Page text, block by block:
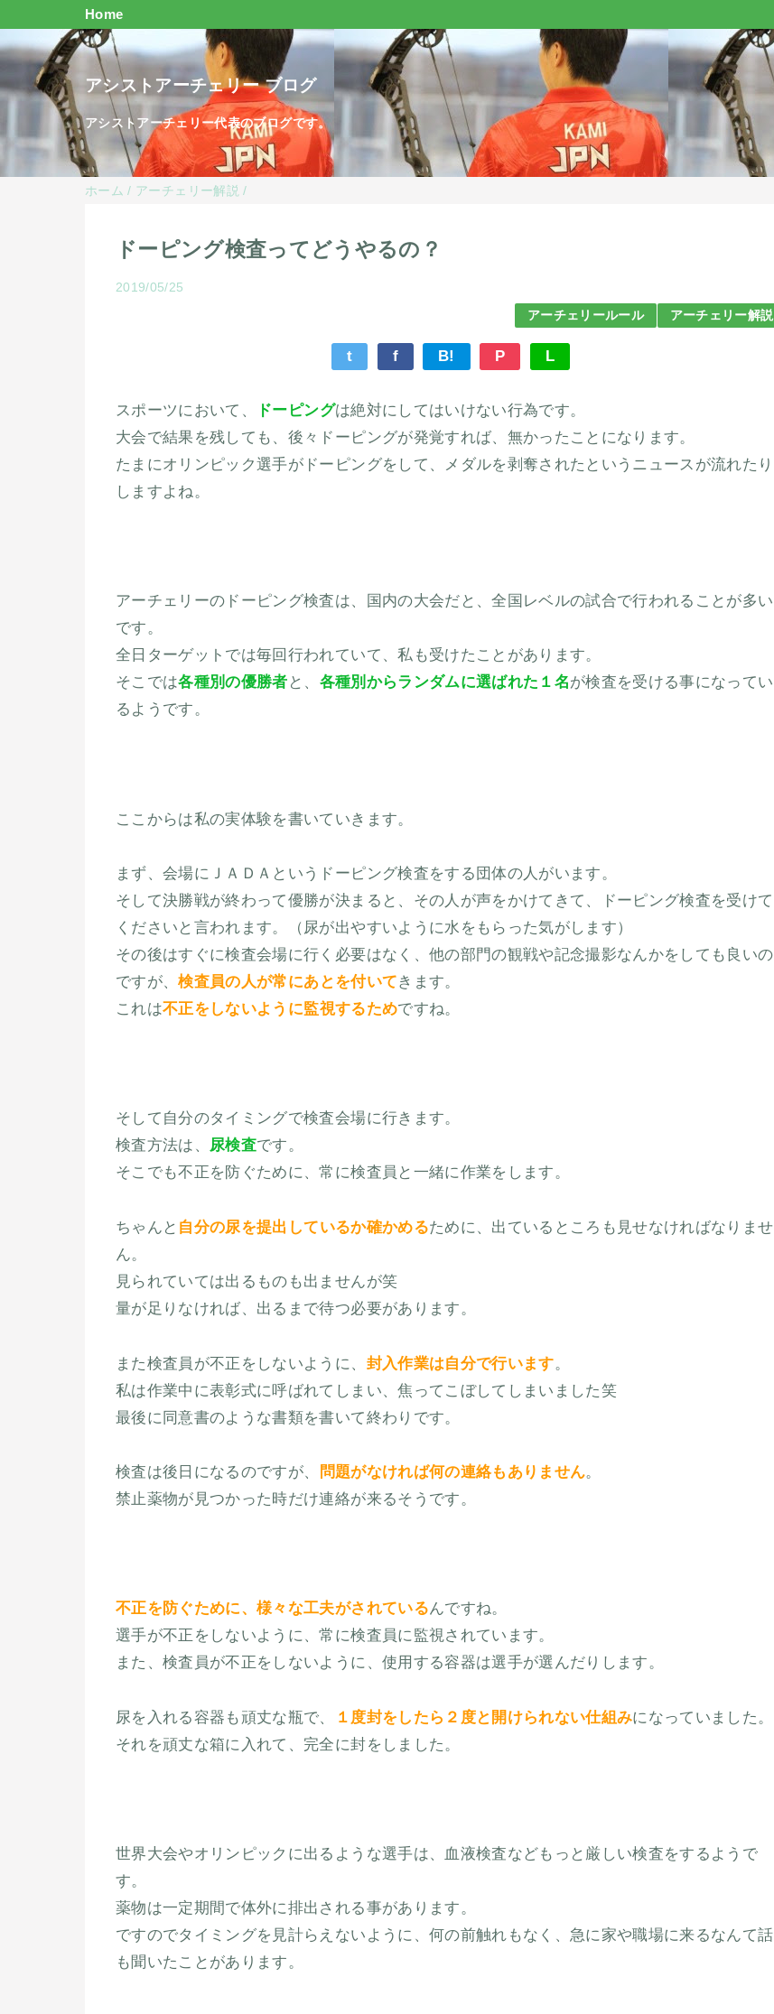
Home
アシストアーチェリー ブログ
アシストアーチェリー代表のブログです。
ホーム / アーチェリー解説 /
ドーピング検査ってどうやるの？
2019/05/25
アーチェリールール アーチェリー解説
t f B! P L
スポーツにおいて、 ドーピングは絶対にしてはいけない行為です。
大会で結果を残しても、後々ドーピングが発覚すれば、無かったことになります。
たまにオリンピック選手がドーピングをして、メダルを剥奪されたというニュースが流れたり
しますよね。
アーチェリーのドーピング検査は、国内の大会だと、全国レベルの試合で行われることが多い
です。
全日ターゲットでは毎回行われていて、私も受けたことがあります。
そこでは各種別の優勝者 と、 各種別からランダムに選ばれた１名が検査を受ける事になってい
るようです。
ここからは私の実体験を書いていきます。
まず、会場にＪＡＤＡというドーピング検査をする団体の人がいます。
そして決勝戦が終わって優勝が決まると、その人が声をかけてきて、ドーピング検査を受けて
くださいと言われます。（尿が出やすいように水をもらった気がします）
その後はすぐに検査会場に行く必要はなく、他の部門の観戦や記念撮影なんかをしても良いの
ですが、検査員の人が常にあとを付いてきます。
これは不正をしないように監視するためですね。
そして自分のタイミングで検査会場に行きます。
検査方法は、 尿検査です。
そこでも不正を防ぐために、常に検査員と一緒に作業をします。
ちゃんと 自分の尿を提出しているか確かめるために、出ているところも見せなければなりませ
ん。
見られていては出るものも出ませんが笑
量が足りなければ、出るまで待つ必要があります。
また検査員が不正をしないように、 封入作業は自分で行います。
私は作業中に表彰式に呼ばれてしまい、焦ってこぼしてしまいました笑
最後に同意書のような書類を書いて終わりです。
検査は後日になるのですが、 問題がなければ何の連絡もありません。
禁止薬物が見つかった時だけ連絡が来るそうです。
不正を防ぐために、様々な工夫がされているんですね。
選手が不正をしないように、常に検査員に監視されています。
また、検査員が不正をしないように、使用する容器は選手が選んだりします。
尿を入れる容器も頑丈な瓶で、 １度封をしたら２度と開けられない仕組みになっていました。
それを頑丈な箱に入れて、完全に封をしました。
世界大会やオリンピックに出るような選手は、血液検査などもっと厳しい検査をするようで
す。
薬物は一定期間で体外に排出される事があります。
ですのでタイミングを見計らえないように、何の前触れもなく、急に家や職場に来るなんて話
も聞いたことがあります。